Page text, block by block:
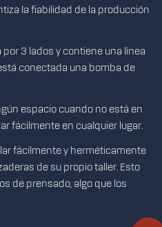
la fiabilidad de la producción
3 lados y contiene una línea
conectada una bomba de
espacio cuando no está en
fácilmente en cualquier lugar.
fácilmente y herméticamente
de su propio taller. Esto
de prensado, algo que los